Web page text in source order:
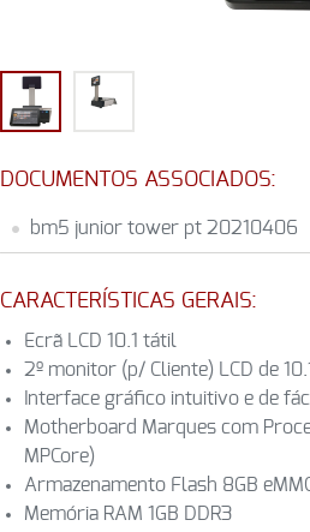
DOCUMENTOS ASSOCIADOS:
bm5 junior tower pt 20210406
CARACTERÍSTICAS GERAIS:
Ecrã LCD 10.1 tátil
2º monitor (p/ Cliente) LCD de
Interface gráfico intuitivo e de
Motherboard Marques com
MPCore)
Armazenamento Flash 8GB
Memória RAM 1GB DDR3